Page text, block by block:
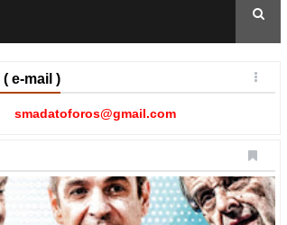
( e-mail )
smadatoforos@gmail.com